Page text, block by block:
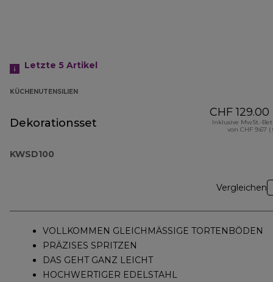
Letzte 5 Artikel
KÜCHENUTENSILIEN
Dekorationsset
KWSD100
CHF 129.00
Inklusive MwSt.-
von CHF 9.67 (
Vergleichen
VOLLKOMMEN GLEICHMÄSSIGE TORTENBÖDEN
PRÄZISES SPRITZEN
DAS GEHT GANZ LEICHT
HOCHWERTIGER EDELSTAHL